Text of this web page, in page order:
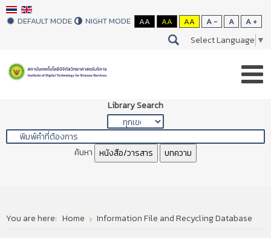
DEFAULT MODE NIGHT MODE AA AA AA A - A A +
Select Language ▼
Library Search
ค้นหา หนังสือ/วารสาร บทความ
You are here: Home Information File and Recycling Database